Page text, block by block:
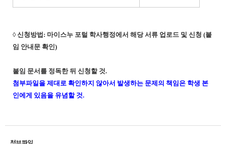
◊ 신청방법: 마이스누 포털 학사행정에서 해당 서류 업로드 및 신청 (붙
임 안내문 확인)
붙임 문서를 정독한 뒤 신청할 것.
첨부파일을 제대로 확인하지 않아서 발생하는 문제의 책임은 학생 본
인에게 있음을 유념할 것.